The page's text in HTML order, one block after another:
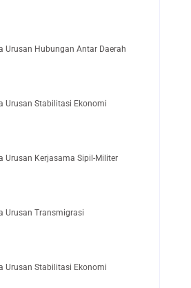
Urusan Hubungan Antar Daerah
Urusan Stabilitasi Ekonomi
Urusan Kerjasama Sipil-Militer
Urusan Transmigrasi
Urusan Stabilitasi Ekonomi